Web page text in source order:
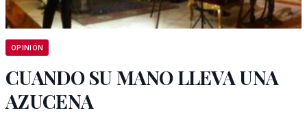
OPINIÓN
CUANDO SU MANO LLEVA UNA
AZUCENA